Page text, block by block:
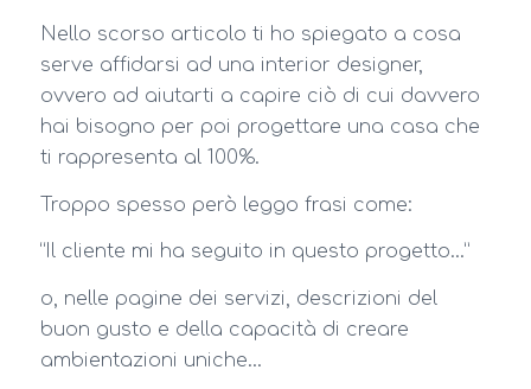
Nello scorso articolo ti ho spiegato a cosa
serve affidarsi ad una interior designer,
ovvero ad aiutarti a capire ciò di cui davvero
hai bisogno per poi progettare una casa che
ti rappresenta al 100%.
Troppo spesso però leggo frasi come:
“Il cliente mi ha seguito in questo progetto…”
o, nelle pagine dei servizi, descrizioni del
buon gusto e della capacità di creare
ambientazioni uniche…